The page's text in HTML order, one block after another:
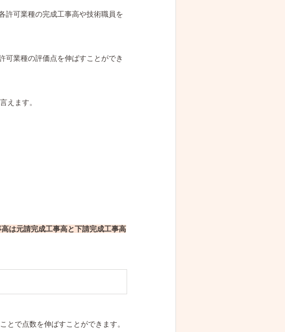
許可業種の完成工事高や技術職員を
可業種の評価点を伸ばすことができ
えます。
は元請完成工事高と下請完成工事高
とで点数を伸ばすことができます。